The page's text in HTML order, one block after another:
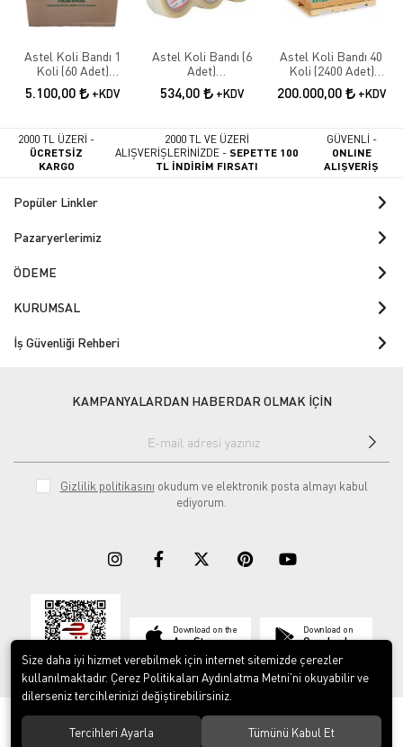
Astel Koli Bandı 1
Koli (60 Adet)
45mmx100metre
5.100,00 +KDV
Astel Koli Bandı (6
Adet)
45mmx100metre
534,00 +KDV
Astel Koli Bandı 40
Koli (2400 Adet)
45mmx100metre 1
Palet
200.000,00 +KDV
2000 TL ÜZERİ -
ÜCRETSİZ
KARGO
2000 TL VE ÜZERİ
ALIŞVERİŞLERİNİZDE -SEPETTE 100
TL İNDİRİM FIRSATI
GÜVENLİ -
ONLINE
ALIŞVERİŞ
Popüler Linkler
Pazaryerlerimiz
ÖDEME
KURUMSAL
İş Güvenliği Rehberi
KAMPANYALARDAN HABERDAR OLMAK İÇİN
Gizlilik politikasını okudum ve elektronik posta almayı kabul
ediyorum.
Download on the
App Store
Download on
Google play
© 2023ERY İş Güvenliği Ekipmanları. Tüm hakları saklıdır.
Size daha iyi hizmet verebilmek için internet sitemizde çerezler
kullanılmaktadır. Çerez Politikaları Aydınlatma Metni’ni okuyabilir ve
dilerseniz tercihlerinizi değiştirebilirsiniz.
Tercihleri Ayarla Tümünü Kabul Et